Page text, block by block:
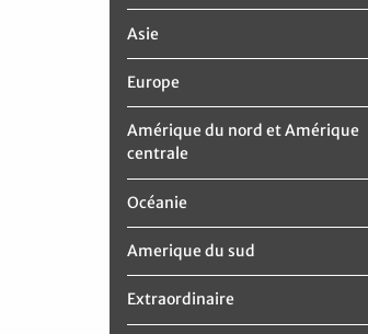
Asie
Europe
Amérique du nord et Amérique
centrale
Océanie
Amerique du sud
Extraordinaire